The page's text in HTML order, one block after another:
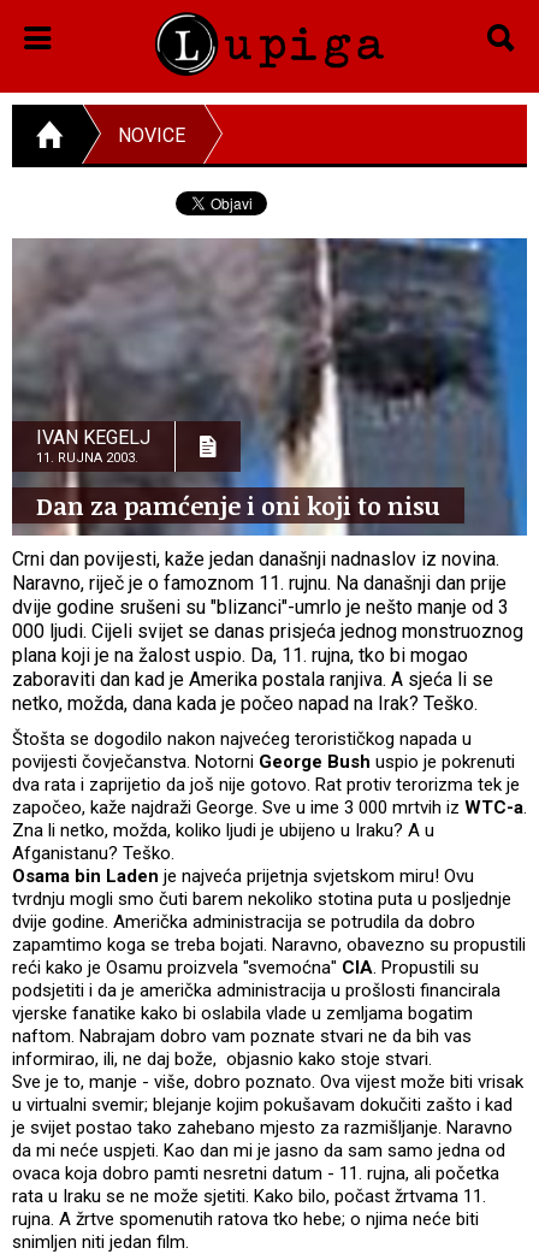
NOVICE
IVAN KEGELJ
11. RUJNA 2003.
Dan za pamćenje i oni koji to nisu
Crni dan povijesti, kaže jedan današnji nadnaslov iz novina.
Naravno, riječ je o famoznom 11. rujnu. Na današnji dan prije
dvije godine srušeni su "blizanci"-umrlo je nešto manje od 3
000 ljudi. Cijeli svijet se danas prisjeća jednog monstruoznog
plana koji je na žalost uspio. Da, 11. rujna, tko bi mogao
zaboraviti dan kad je Amerika postala ranjiva. A sjeća li se
netko, možda, dana kada je počeo napad na Irak? Teško.
Štošta se dogodilo nakon najvećeg terorističkog napada u
povijesti čovječanstva. Notorni George Bush uspio je pokrenuti
dva rata i zaprijetio da još nije gotovo. Rat protiv terorizma tek je
započeo, kaže najdraži George. Sve u ime 3 000 mrtvih iz WTC-a.
Zna li netko, možda, koliko ljudi je ubijeno u Iraku? A u
Afganistanu? Teško.
Osama bin Laden je najveća prijetnja svjetskom miru! Ovu
tvrdnju mogli smo čuti barem nekoliko stotina puta u posljednje
dvije godine. Američka administracija se potrudila da dobro
zapamtimo koga se treba bojati. Naravno, obavezno su propustili
reći kako je Osamu proizvela "svemoćna" CIA. Propustili su
podsjetiti i da je američka administracija u prošlosti financirala
vjerske fanatike kako bi oslabila vlade u zemljama bogatim
naftom. Nabrajam dobro vam poznate stvari ne da bih vas
informirao, ili, ne daj bože, objasnio kako stoje stvari.
Sve je to, manje - više, dobro poznato. Ova vijest može biti vrisak
u virtualni svemir; blejanje kojim pokušavam dokučiti zašto i kad
je svijet postao tako zahebano mjesto za razmišljanje. Naravno
da mi neće uspjeti. Kao dan mi je jasno da sam samo jedna od
ovaca koja dobro pamti nesretni datum - 11. rujna, ali početka
rata u Iraku se ne može sjetiti. Kako bilo, počast žrtvama 11.
rujna. A žrtve spomenutih ratova tko hebe; o njima neće biti
snimljen niti jedan film.